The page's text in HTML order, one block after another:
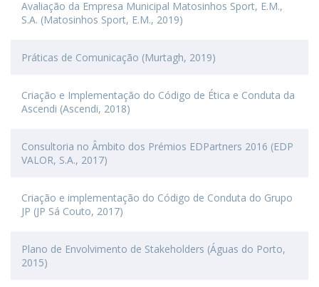
Avaliação da Empresa Municipal Matosinhos Sport, E.M.,
S.A. (Matosinhos Sport, E.M., 2019)
Práticas de Comunicação (Murtagh, 2019)
Criação e Implementação do Código de Ética e Conduta da
Ascendi (Ascendi, 2018)
Consultoria no Âmbito dos Prémios EDPartners 2016 (EDP
VALOR, S.A., 2017)
Criação e implementação do Código de Conduta do Grupo
JP (JP Sá Couto, 2017)
Plano de Envolvimento de Stakeholders (Águas do Porto,
2015)